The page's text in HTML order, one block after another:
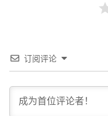
订阅评论